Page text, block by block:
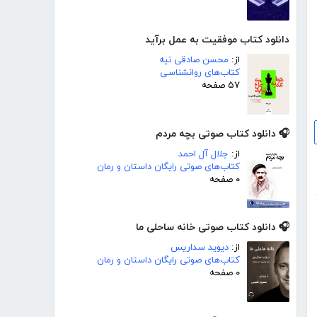
دانلود کتاب موفقیت به عمل برآید
از: محسن صادقی نیه
کتاب‌های روانشناسی
۵۷ صفحه
🎧 دانلود کتاب صوتی بچه مردم
از: جلال آل احمد
کتاب‌های صوتی رایگان داستان و رمان
۰ صفحه
🎧 دانلود کتاب صوتی خانه ساحلی ما
از: دیوید سداریس
کتاب‌های صوتی رایگان داستان و رمان
۰ صفحه